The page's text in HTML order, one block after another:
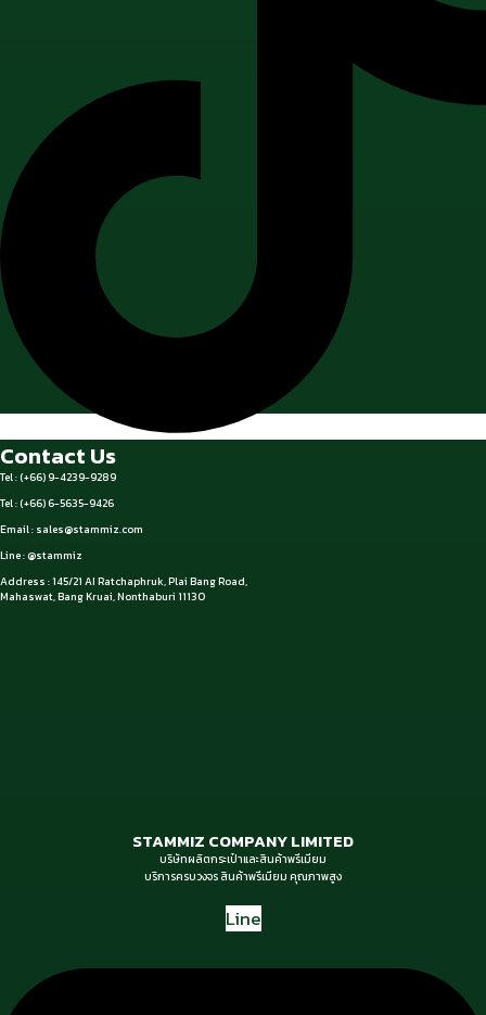
Contact Us
Tel : (+66) 9-4239-9289
Tel : (+66) 6-5635-9426
Email : sales@stammiz.com
Line : @stammiz
Address : 145/21 AI Ratchaphruk, Plai Bang Road,
Mahaswat, Bang Kruai, Nonthaburi 11130
STAMMIZ COMPANY LIMITED
บริษัทผลิตกระเป๋าและสินค้าพรีเมียม
บริการครบวงจร สินค้าพรีเมียม คุณภาพสูง
Line